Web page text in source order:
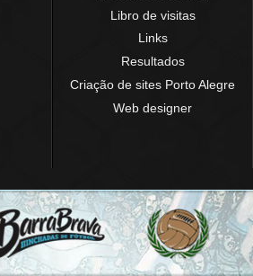
Libro de visitas
Links
Resultados
Criação de sites Porto Alegre
Web designer